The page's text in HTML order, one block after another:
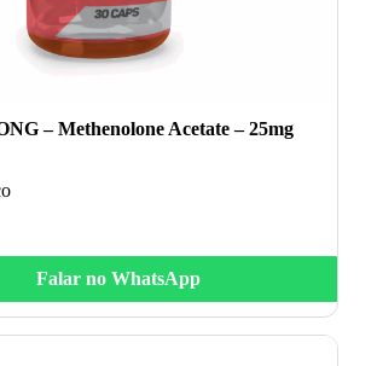
– Methenolone Acetate – 25mg
Falar no WhatsApp